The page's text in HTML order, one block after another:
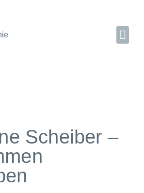
Scheiber –